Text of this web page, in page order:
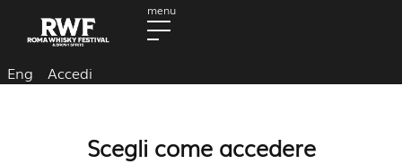
Eng Accedi
Scegli come accedere